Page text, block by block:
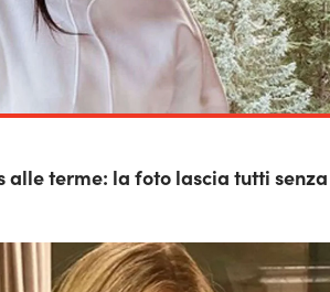
alle terme: la foto lascia tutti senza